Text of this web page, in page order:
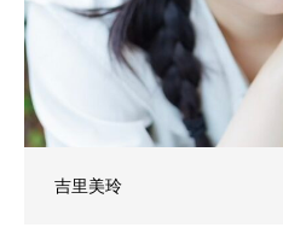
吉里美玲